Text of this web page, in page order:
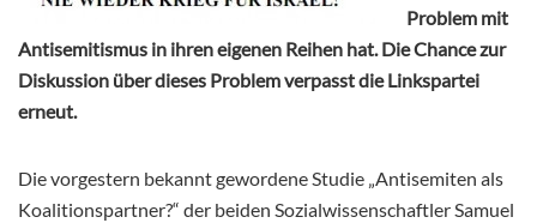
Problem mit
Antisemitismus in ihren eigenen Reihen hat. Die Chance zur
Diskussion über dieses Problem verpasst die Linkspartei
erneut.
Die vorgestern bekannt gewordene Studie „Antisemiten als
Koalitionspartner?“ der beiden Sozialwissenschaftler Samuel